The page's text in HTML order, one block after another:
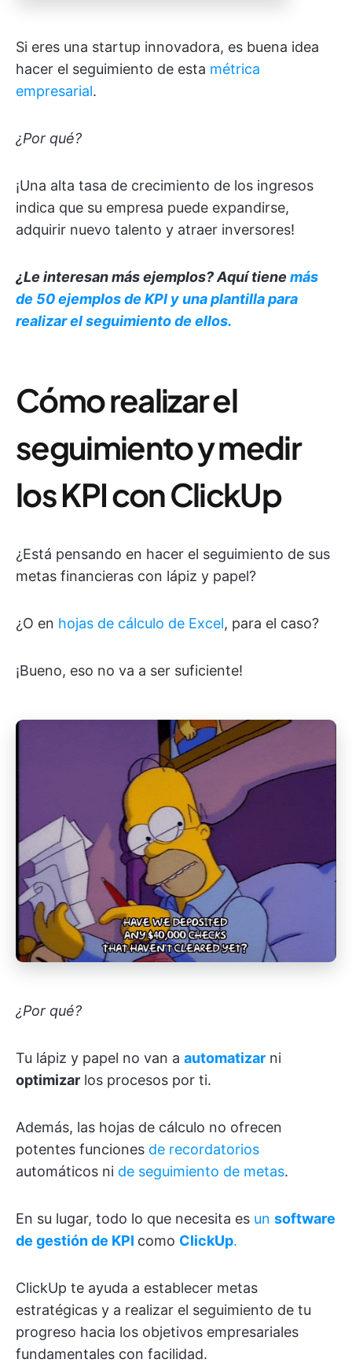
Si eres una startup innovadora, es buena idea
hacer el seguimiento de esta métrica
empresarial.
¿Por qué?
¡Una alta tasa de crecimiento de los ingresos
indica que su empresa puede expandirse,
adquirir nuevo talento y atraer inversores!
¿Le interesan más ejemplos? Aquí tiene más
de 50 ejemplos de KPI y una plantilla para
realizar el seguimiento de ellos.
Cómo realizar el
seguimiento y medir
los KPI con ClickUp
¿Está pensando en hacer el seguimiento de sus
metas financieras con lápiz y papel?
¿O en hojas de cálculo de Excel, para el caso?
¡Bueno, eso no va a ser suficiente!
¿Por qué?
Tu lápiz y papel no van a automatizar ni
optimizar los procesos por ti.
Además, las hojas de cálculo no ofrecen
potentes funciones de recordatorios
automáticos ni de seguimiento de metas.
En su lugar, todo lo que necesita es un software
de gestión de KPI como ClickUp.
ClickUp te ayuda a establecer metas
estratégicas y a realizar el seguimiento de tu
progreso hacia los objetivos empresariales
fundamentales con facilidad.